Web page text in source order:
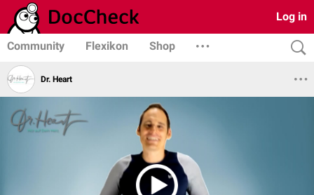
Log in
Community Flexikon Shop
Dr. Heart